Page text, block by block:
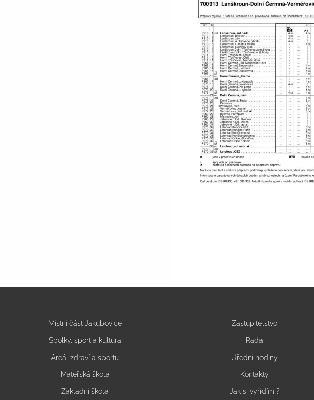
Místní část Jakubovice
Spolky, sport a kultura
Areál zdraví a sportu
Mateřská škola
Základní škola
Zastupitelstvo
Rada
Úřední hodiny
Kontakty
Jak si vyřídím ?